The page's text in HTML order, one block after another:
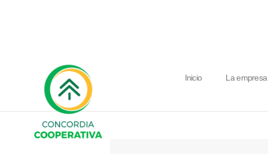
Inicio La empresa